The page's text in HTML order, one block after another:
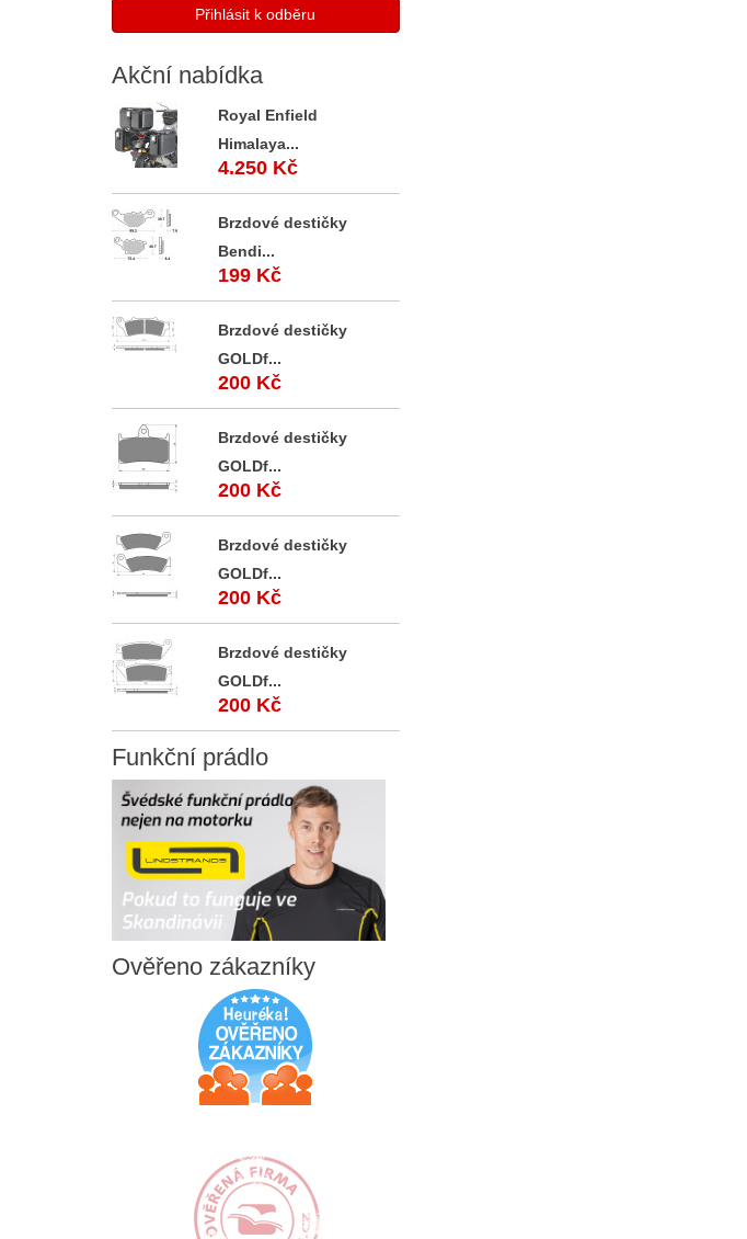
Akční nabídka
Royal Enfield
Himalaya...
4.250 Kč
Brzdové destičky
Bendi...
199 Kč
Brzdové destičky
GOLDf...
200 Kč
Brzdové destičky
GOLDf...
200 Kč
Brzdové destičky
GOLDf...
200 Kč
Brzdové destičky
GOLDf...
200 Kč
Funkční prádlo
Ověřeno zákazníky